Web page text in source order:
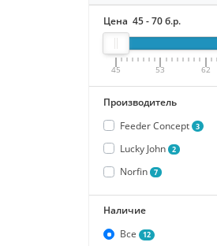
Цена 45-70б.р.
45 53 62
Производитель
Feeder Concept
3
Lucky John 2
Norfin 7
Наличие
Все
12